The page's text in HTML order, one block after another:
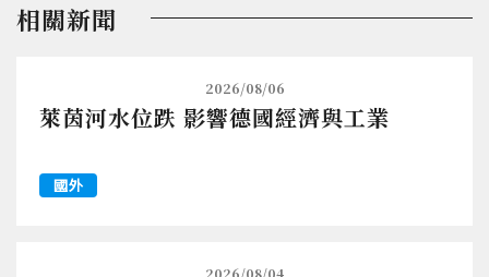
相關新聞
2026/08/06
萊茵河水位跌 影響德國經濟與工業
國外
2026/08/04